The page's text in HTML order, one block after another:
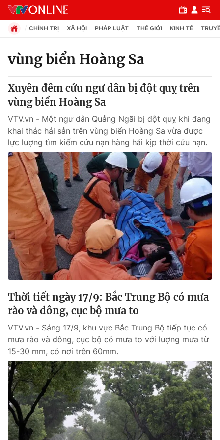
Chuyên mục
Chính trị
Xã hội
Pháp luật
Y tế
Thế giới
Tin tức
Thế giới đó đây
Câu chuyện quốc tế
Kinh tế
Tài chính
Thị trường
Góc doanh nghiệp
Dữ liệu và đời sống
Truyền hình
Hậu trường
Nhân vật
Khán giả
Giải sao mai
Giải trí
Điện ảnh
Âm nhạc
Sao
Đời sống
Du lịch
Làm đẹp
Chất lượng cuộc sống
Giáo dục
Tuyển sinh
Học trực tuyến
Công nghệ
Hitech Công nghệ tương lai
CHÍNH TRỊ XÃ HỘI PHÁP LUẬT THẾ GIỚI KINH TẾ
vùng biển Hoàng Sa
Xuyên đêm cứu ngư dân bị đột quỵ trên
vùng biển Hoàng Sa
VTV.vn - Một ngư dân Quảng Ngãi bị đột quỵ khi đang
khai thác hải sản trên vùng biển Hoàng Sa vừa được
lực lượng tìm kiếm cứu nạn hàng hải kịp thời cứu nạn.
Thời tiết ngày 17/9: Bắc Trung Bộ có mưa
rào và dông, cục bộ mưa to
VTV.vn - Sáng 17/9, khu vực Bắc Trung Bộ tiếp tục có
mưa rào và dông, cục bộ có mưa to với lượng mưa từ
15-30 mm, có nơi trên 60mm.